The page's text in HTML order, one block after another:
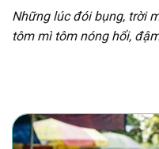
Những lúc đói bụng, trời
tôm mì tôm nóng hổi,
dự trữ, mì tôm là một